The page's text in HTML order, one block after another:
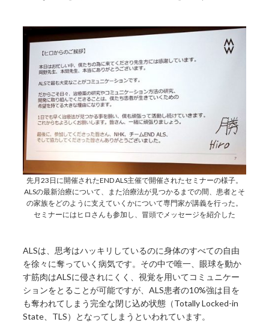
先月23日に開催されたEND ALS主催で開催されたセミナーの様子。
ALSの最新治療について、また治療法が見つかるまでの間、患者とそ
の家族をどのように支えていくかについて専門家が講義を行った。
セミナーにはヒロさんも参加し、冒頭でメッセージを紹介した
ALSは、思考はハッキリしているのに身体のすべての自由
を徐々に奪っていく病気です。その中で唯一、眼球を動か
す筋肉はALSに侵されにくく、視覚を用いてコミュニケー
ションをとることが可能ですが、ALS患者の10%強は目を
も奪われてしまう完全な閉じ込め状態（Totally Locked-in
State、TLS）となってしまうといわれています。